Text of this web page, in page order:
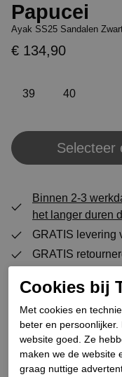
Papucei
Ayak SS25 Sandalen
€ 134,90
39 40
Plaats in
Selecteer
Binnen 2-3
het langer duren
GRATIS levering
GRATIS
Specificaties
Merk
Cookies bij
Met cookies en
beter en
website goed. Ze
maken we de website
graag nuttige